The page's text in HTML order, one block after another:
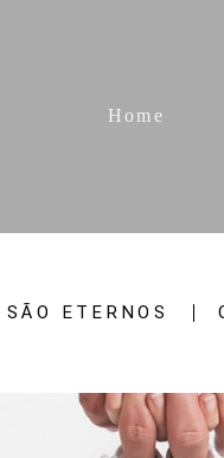
Home
ETERNOS